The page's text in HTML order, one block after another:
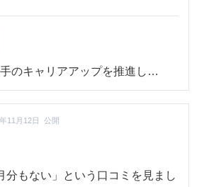
のキャリアアップを推進し…
11月12日 公開
分もない」という口コミを見まし